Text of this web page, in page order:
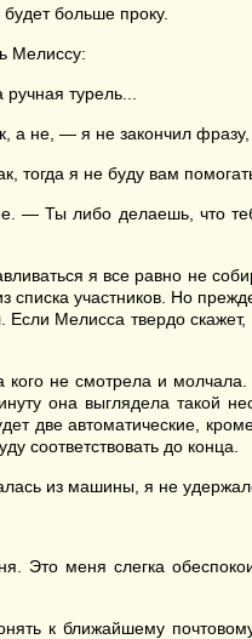
больше проку.
Мелиссу:
турель...
не, — я не закончил фразу,
я не буду вам
Ты либо делаешь, что
я все равно не
списка участников. Но
Мелисса твердо
не смотрела и
она выглядела такой
две автоматические,
соответствовать до конца.
из машины, я не
Это меня слегка
к ближайшему